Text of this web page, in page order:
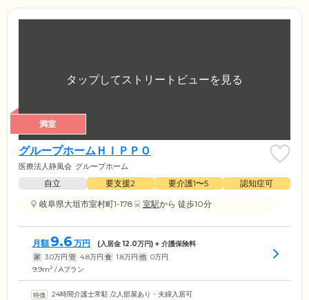
満室
グループホームＨＩＰＰＯ
医療法人静風会 グループホーム
自立 要支援2 要介護1〜5
認知症可
岐阜県大垣市室村町1-178
室駅から 徒歩10分
月額 9.6 万円 (入居金12.0万円) + 介護保険料
家 3.0万円 管 4.8万円 食 1.8万円 他 0万円
9.9m2 / Aプラン
24時間介護士常駐 /2人部屋あり・夫婦入居可